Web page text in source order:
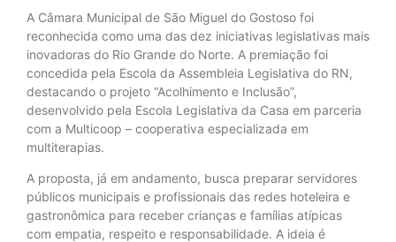
A Câmara Municipal de São Miguel do Gostoso foi
reconhecida como uma das dez iniciativas legislativas mais
inovadoras do Rio Grande do Norte. A premiação foi
concedida pela Escola da Assembleia Legislativa do RN,
destacando o projeto “Acolhimento e Inclusão”,
desenvolvido pela Escola Legislativa da Casa em parceria
com a Multicoop – cooperativa especializada em
multiterapias.
A proposta, já em andamento, busca preparar servidores
públicos municipais e profissionais das redes hoteleira e
gastronômica para receber crianças e famílias atípicas
com empatia, respeito e responsabilidade. A ideia é